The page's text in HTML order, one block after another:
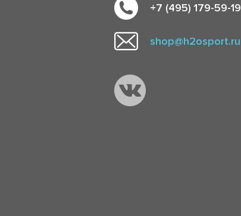
+7 (495) 179-59-19
shop@h2osport.ru